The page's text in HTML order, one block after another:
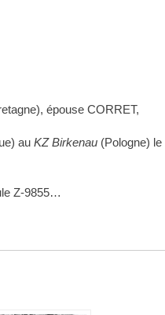
épouse CORRET,
au KZ Birkenau (Pologne)
Z-9855…